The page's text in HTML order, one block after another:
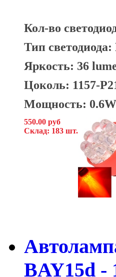
Кол-во
Тип
Яркость: 36
Цоколь: 1157-
Мощность: 0.6W
550.00 руб
Склад: 183 шт.
BAY15d -